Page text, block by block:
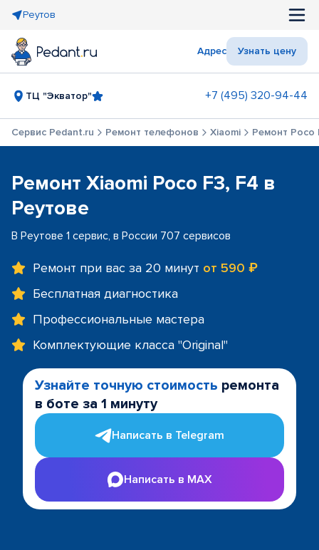
Реутов
Адрес Узнать цену
ТЦ "Экватор" +7 (495) 320-94-44
Сервис Pedant.ru Ремонт телефонов Xiaomi Ремонт Poco
Ремонт Xiaomi Poco F3, F4 в
Реутове
В Реутове 1 сервис, в России 707 сервисов
Ремонт при вас за 20 минут от 590 ₽
Бесплатная диагностика
Профессиональные мастера
Комплектующие класса "Original"
Узнайте точную стоимость ремонта
в боте за 1 минуту
Написать в Telegram
Написать в MAX